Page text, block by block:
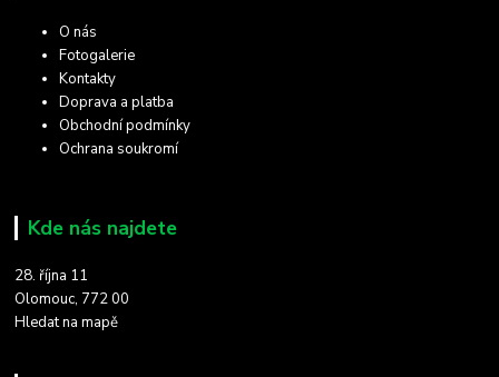
O nás
Fotogalerie
Kontakty
Doprava a platba
Obchodní podmínky
Ochrana soukromí
Kde nás najdete
28. října 11
Olomouc, 772 00
Hledat na mapě